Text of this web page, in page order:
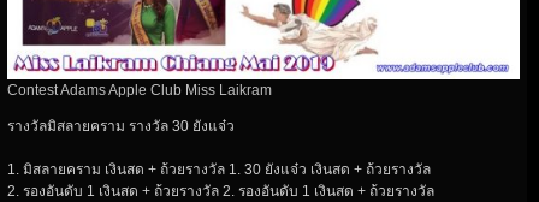
Contest Adams Apple Club Miss Laikram
รางวัลมิสลายคราม รางวัล 30 ยังแจ๋ว
1. มิสลายคราม เงินสด + ถ้วยรางวัล 1. 30 ยังแจ๋ว เงินสด + ถ้วยรางวัล
2. รองอันดับ 1 เงินสด + ถ้วยรางวัล 2. รองอันดับ 1 เงินสด + ถ้วยรางวัล